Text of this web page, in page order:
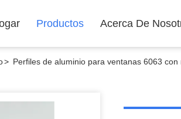
Productos Acerca De
> Perfiles de aluminio para ventanas 6063